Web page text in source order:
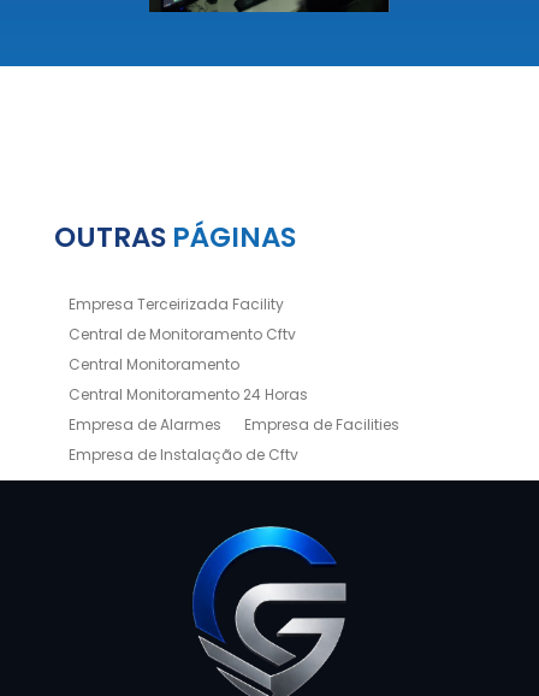
OUTRAS PÁGINAS
Empresa Terceirizada Facility
Central de Monitoramento Cftv
Central Monitoramento
Central Monitoramento 24 Horas
Empresa de Alarmes
Empresa de Facilities
Empresa de Instalação de Cftv
Empresa de Limpeza e Portaria
Empresas de Monitoramento Cftv
Facility Terceirização
Instalação de Cercas Elétricas Residenciais
Monitoramento de Alarme 24 Horas
Portaria Inteligente